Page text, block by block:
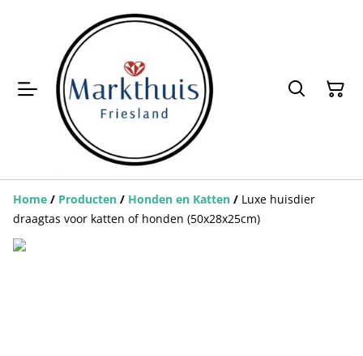
Home / Producten / Honden en Katten / Luxe huisdier
draagtas voor katten of honden (50x28x25cm)